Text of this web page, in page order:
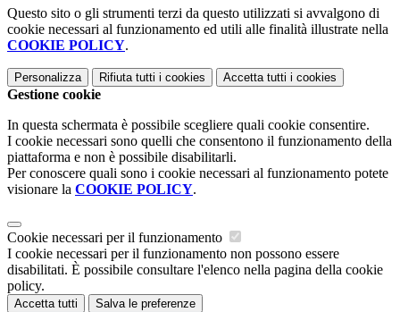
Questo sito o gli strumenti terzi da questo utilizzati si avvalgono di
cookie necessari al funzionamento ed utili alle finalità illustrate nella
COOKIE POLICY.
Personalizza Rifiuta tutti i cookies Accetta tutti i cookies
Gestione cookie
In questa schermata è possibile scegliere quali cookie consentire.
I cookie necessari sono quelli che consentono il funzionamento della
piattaforma e non è possibile disabilitarli.
Per conoscere quali sono i cookie necessari al funzionamento potete
visionare la COOKIE POLICY.
Cookie necessari per il funzionamento
I cookie necessari per il funzionamento non possono essere
disabilitati. È possibile consultare l'elenco nella pagina della cookie
policy.
Accetta tutti Salva le preferenze